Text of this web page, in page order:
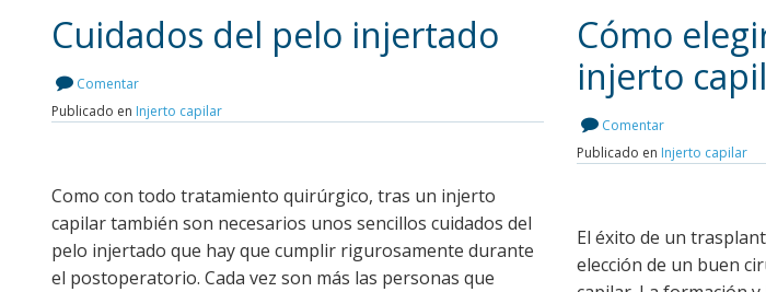
Leer más
Cuidados del pelo injertado
Comentar
Publicado en Injerto capilar
Como con todo tratamiento quirúrgico, tras un injerto
capilar también son necesarios unos sencillos cuidados del
pelo injertado que hay que cumplir rigurosamente durante
el postoperatorio. Cada vez son más las personas que
Cómo
injerto
Comentar
Publicado en Injerto capilar
El éxito de un
elección de un buen